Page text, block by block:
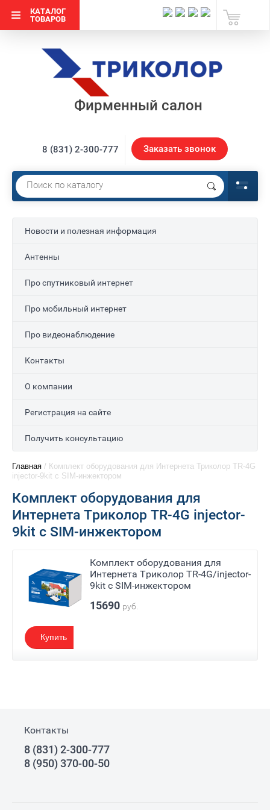
КАТАЛОГ
ТОВАРОВ
Фирменный салон
8 (831) 2-300-777 Заказать звонок
Новости и полезная информация
Антенны
Про спутниковый интернет
Про мобильный интернет
Про видеонаблюдение
Контакты
О компании
Регистрация на сайте
Получить консультацию
Главная / Комплект оборудования для Интернета Триколор TR-4G
injector-9kit c SIM-инжектором
Комплект оборудования для
Интернета Триколор TR-4G injector-
9kit c SIM-инжектором
Комплект оборудования для
Интернета Триколор TR-4G/injector-
9kit c SIM-инжектором
15690 руб.
Купить
Контакты
8 (831) 2-300-777
8 (950) 370-00-50